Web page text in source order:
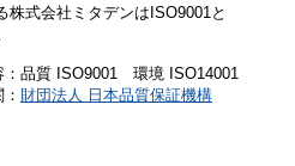
株式会社ミタデンはISO9001と
：品質 ISO9001 環境 ISO14001
財団法人 日本品質保証機構